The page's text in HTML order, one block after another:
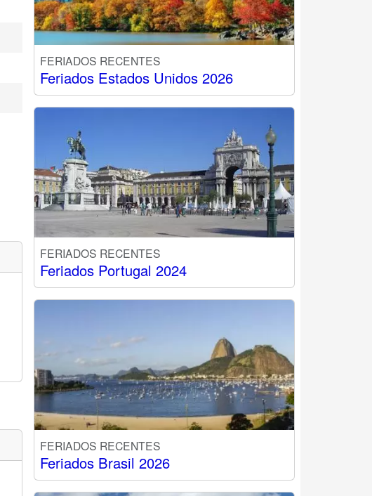
FERIADOS RECENTES
Feriados Estados Unidos 2026
FERIADOS RECENTES
Feriados Portugal 2024
FERIADOS RECENTES
Feriados Brasil 2026